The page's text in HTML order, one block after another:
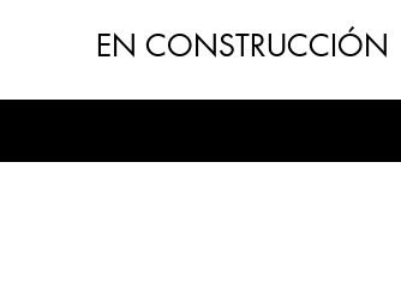
EN CONSTRUCCIÓN